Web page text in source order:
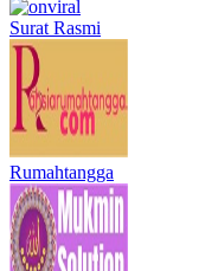
Surat Rasmi
Rumahtangga